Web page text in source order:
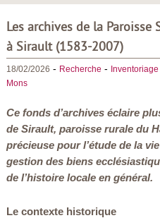
Les archives de la Paroisse
à Sirault (1583-2007)
18/02/2026 - Recherche - Inventoriage
Mons
Ce fonds d’archives éclaire
de Sirault, paroisse rurale du
précieuse pour l’étude de la
gestion des biens
de l’histoire locale en général.
Le contexte historique